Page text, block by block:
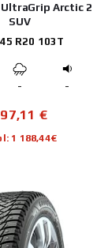
Arctic 2
SUV
R20 103T
- -
€
1 188,44€